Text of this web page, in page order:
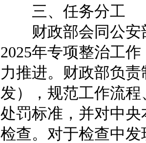
三、任务分工
财政部会同公安
2025年专项整治工
力推进。财政部负
发），规范工作流
处罚标准，并对中
检查。对于检查中